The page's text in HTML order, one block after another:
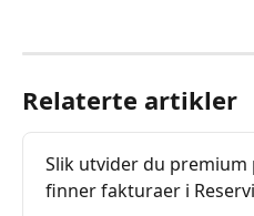
Relaterte artikler
Slik utvider du
finner fakturaer i